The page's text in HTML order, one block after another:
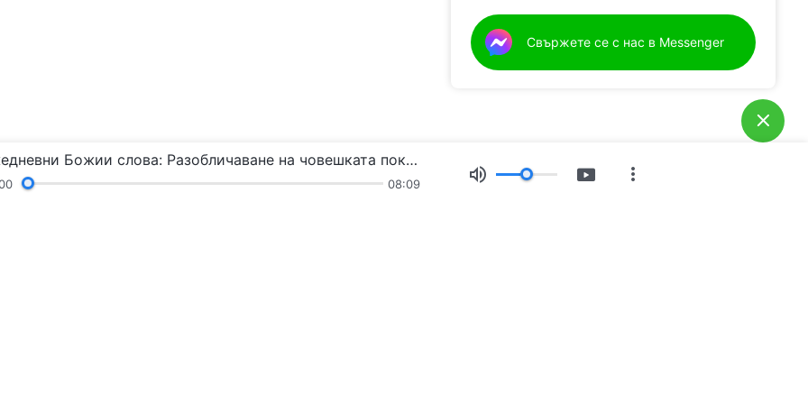
Свържете се с нас в Messenger
Ежедневни Божии слова: Разобличаване на човешката поквара | Откъс 324
08:09